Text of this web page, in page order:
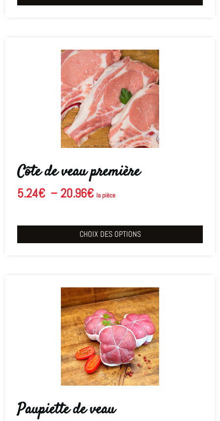
Côte de veau première
5.24€ – 20.96€ la pièce
CHOIX DES OPTIONS
Paupiette de veau